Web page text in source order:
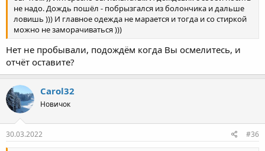
не надо. Дождь пошёл - побрызгался из болончика и дальше
ловишь ))) И главное одежда не марается и тогда и со стиркой
можно не заморачиваться )))
Нет не пробывали, подождём когда Вы осмелитесь, и
отчёт оставите?
Carol32
Новичок
30.03.2022 #36